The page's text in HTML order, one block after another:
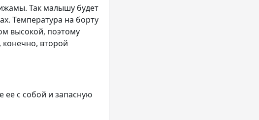
Так малышу будет
Температура на борту
высокой, поэтому
конечно, второй
ее с собой и запасную